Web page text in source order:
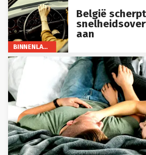
BINNENLAND
België
aan